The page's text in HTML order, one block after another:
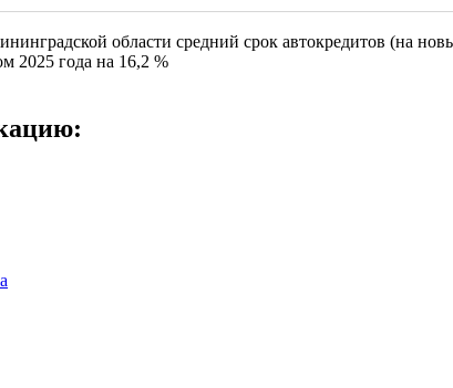
области средний срок автокредитов (на
2025 года на 16,2 %